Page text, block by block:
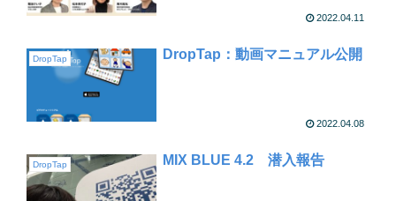
2022.04.11
DropTap DropTap：動画マニュアル公開
2022.04.08
DropTap MIX BLUE 4.2 潜入報告